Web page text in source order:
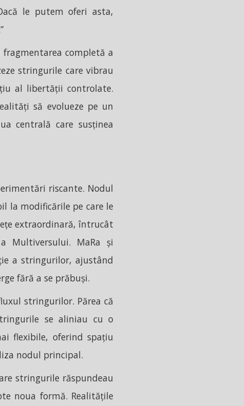
le putem oferi asta,
fragmentarea completă a
stringurile care vibrau
al libertății controlate.
să evolueze pe un
centrală care susținea
riscante. Nodul
la modificările pe care le
extraordinară, întrucât
Multiversului. MaRa și
a stringurilor, ajustând
fără a se prăbuși.
stringurilor. Părea că
se aliniau cu o
flexibile, oferind spațiu
nodul principal.
stringurile răspundeau
noua formă. Realitățile